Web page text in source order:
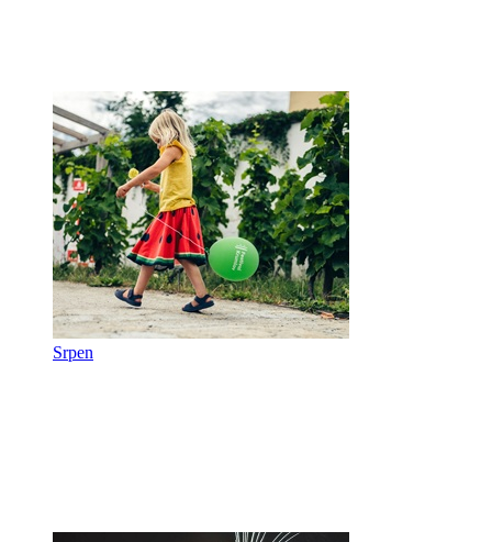
Srpen